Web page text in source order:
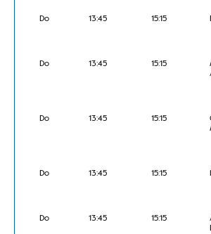
Do 13:45 15:15
Do 13:45 15:15
Do 13:45 15:15
Do 13:45 15:15
Do 13:45 15:15